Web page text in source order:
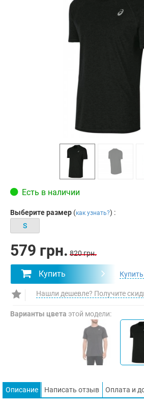
Есть в наличии
Выберите размер (как узнать?) :
S
579 грн. 820 грн.
Купить
Нашли дешевле? Получите
Варианты цвета этой модели:
Описание Написать отзыв Оплата и